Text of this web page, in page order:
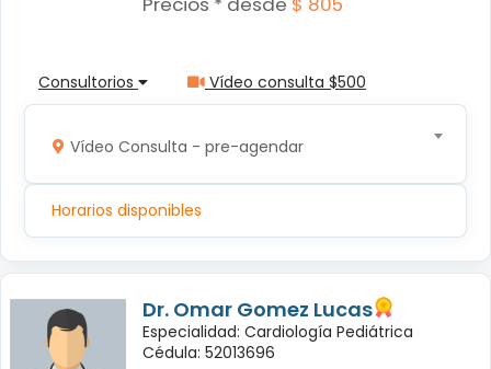
Consultorios Vídeo consulta $500
Vídeo Consulta - pre-agendar
Horarios disponibles
Dr. Omar Gomez Lucas
Especialidad: Cardiología Pediátrica
Cédula: 52013696